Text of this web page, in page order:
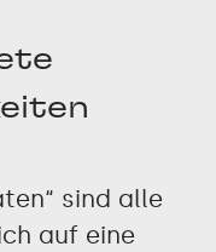
sind alle
auf eine